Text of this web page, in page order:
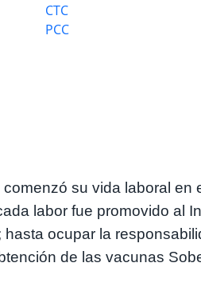
CTC
PCC
su vida laboral en
labor fue promovido al
ocupar la
de las vacunas